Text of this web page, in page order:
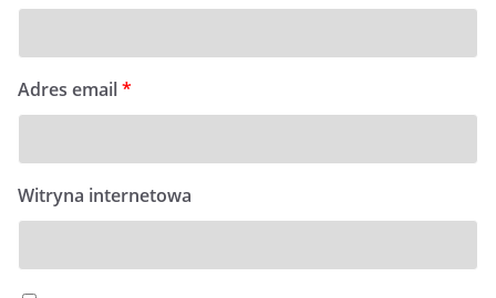
Adres email*
Witryna internetowa